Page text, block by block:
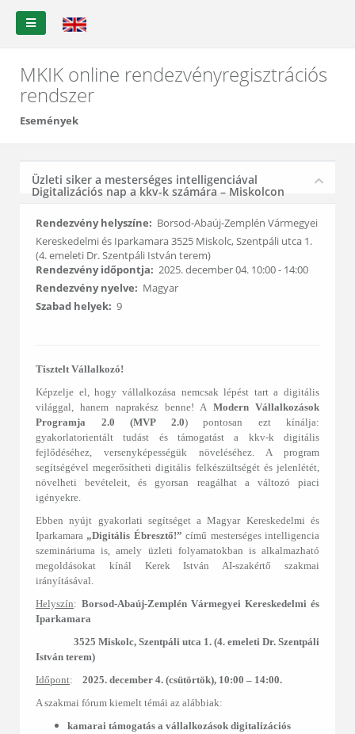
MKIK online rendezvényregisztrációs
rendszer
Események
Üzleti siker a mesterséges intelligenciával
Digitalizációs nap a kkv-k számára – Miskolcon
Rendezvény helyszíne: Borsod-Abaúj-Zemplén Vármegyei
Kereskedelmi és Iparkamara 3525 Miskolc, Szentpáli utca 1.
(4. emeleti Dr. Szentpáli István terem)
Rendezvény időpontja: 2025. december 04. 10:00 - 14:00
Rendezvény nyelve: Magyar
Szabad helyek: 9
Tisztelt Vállalkozó!
Képzelje el, hogy vállalkozása nemcsak lépést tart a digitális
világgal, hanem naprakész benne! A Modern Vállalkozások
Programja 2.0 (MVP 2.0) pontosan ezt kínálja:
gyakorlatorientált tudást és támogatást a kkv-k digitális
fejlődéséhez, versenyképességük növeléséhez. A program
segítségével megerősítheti digitális felkészültségét és jelenlétét,
növelheti bevételeit, és gyorsan reagálhat a változó piaci
igényekre.
Ebben nyújt gyakorlati segítséget a Magyar Kereskedelmi és
Iparkamara„Digitális Ébresztő!” című mesterséges intelligencia
szemináriuma is, amely üzleti folyamatokban is alkalmazható
megoldásokat kínál Kerek István AI-szakértő szakmai
irányításával.
Helyszín: Borsod-Abaúj-Zemplén Vármegyei Kereskedelmi és
Iparkamara
3525 Miskolc, Szentpáli utca 1. (4. emeleti Dr. Szentpáli
István terem)
Időpont:
2025. december 4. (csütörtök), 10:00 – 14:00.
A szakmai fórum kiemelt témái az alábbiak:
kamarai támogatás a vállalkozások digitalizációs